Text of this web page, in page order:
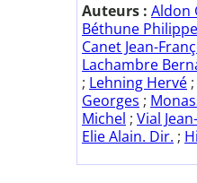
Auteurs : Aldon
Béthune Philippe
Canet Jean-
Lachambre
; Lehning Hervé ;
Georges ;
Michel ; Vial
Elie Alain. Dir. ;